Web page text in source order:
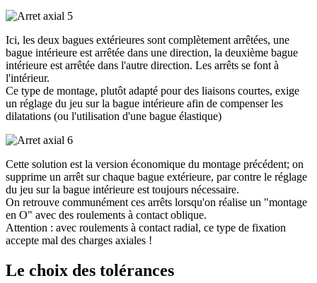
Ici, les deux bagues extérieures sont complètement arrêtées, une
bague intérieure est arrêtée dans une direction, la deuxième bague
intérieure est arrêtée dans l'autre direction. Les arrêts se font à
l'intérieur.
Ce type de montage, plutôt adapté pour des liaisons courtes, exige
un réglage du jeu sur la bague intérieure afin de compenser les
dilatations (ou l'utilisation d'une bague élastique)
Cette solution est la version économique du montage précédent; on
supprime un arrêt sur chaque bague extérieure, par contre le réglage
du jeu sur la bague intérieure est toujours nécessaire.
On retrouve communément ces arrêts lorsqu'on réalise un "montage
en O" avec des roulements à contact oblique.
Attention : avec roulements à contact radial, ce type de fixation
accepte mal des charges axiales !
Le choix des tolérances